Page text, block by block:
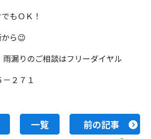
もＯＫ！
ら😉
漏りのご相談はフリーダイヤル
２７１
一覧 前の記事